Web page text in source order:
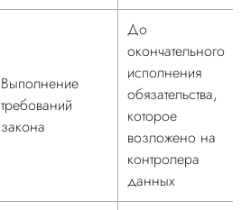
Выполнение
требований
закона
До
окончательного
исполнения
обязательства,
которое
возложено на
контролера
данных